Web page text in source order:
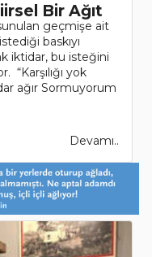
Bir Ağıt
geçmişe ait
baskıyı
iktidar, bu isteğini
“Karşılığı yok
ağır Sormuyorum
Devamı..